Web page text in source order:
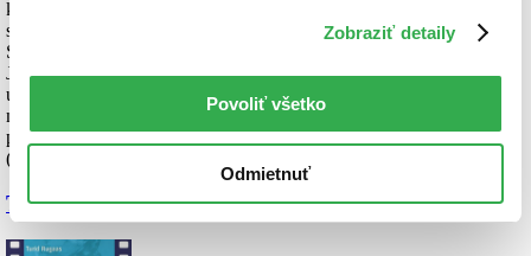
Zobraziť detaily
Povoliť všetko
Odmietnuť
kde však prepadá, pretože sa túla po lesoch a miesto z učebníc, učí
sa z prírody.
Sedlák
Jeho synLudvaje zamestnaný ako adjunkt revírnika. Býva
uprostred lesa a po práci chodí strieľať škodnú zver. Keď tu sa jednej
noci stretne s divožienkou
Anynou , vegeteriánkou… Potešme sa
pekným českým filmom.
(
Turid Rugaas – Jak spolu psi mluví – DVD